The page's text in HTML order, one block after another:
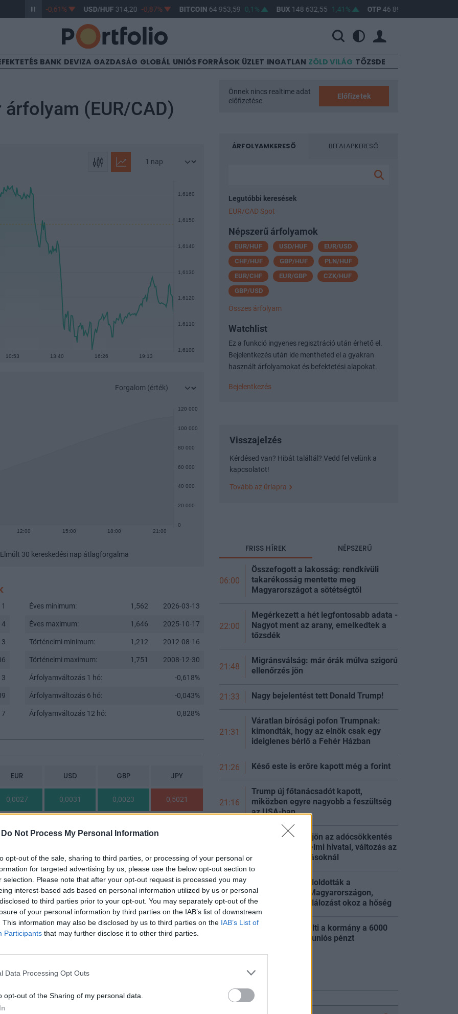
Do Not Process My Personal Information
opt-out of the sale, sharing to third parties, or processing of your personal or
for targeted advertising by us, please use the below opt-out section to
selection. Please note that after your opt-out request is processed you may
interest-based ads based on personal information utilized by us or personal
to third parties prior to your opt-out. You may separately opt-out of the
of your personal information by third parties on the IAB’s list of downstream
This information may also be disclosed by us to third parties on the IAB’s List of
Participants that may further disclose it to other third parties.
Data Processing Opt Outs
opt-out of the Sharing of my personal data.
-0,61% USD/HUF314,20 -0,87% BITCOIN64 953,59 0,1% BUX148 632,55 1,41% OTP46 890 2,16%
BANK DEVIZA GAZDASÁG GLOBÁL UNIÓS FORRÁSOK ÜZLET INGATLAN ZÖLD VILÁG TŐZSDE
(EUR/CAD)
10:53 13:40 16:26 19:13
1,6100
1,6110
1,6120
1,6130
1,6140
1,6150
1,6160
12:00 15:00 18:00 21:00
0
20 000
40 000
60 000
80 000
100 000
120 000
Elmúlt 30 kereskedési nap átlagforgalma
Éves minimum: 1,562 2026-03-13
Éves maximum: 1,646 2025-10-17
Történelmi minimum: 1,212 2012-08-16
Történelmi maximum: 1,751 2008-12-30
Árfolyamváltozás 1 hó: -0,618%
Árfolyamváltozás 6 hó: -0,043%
Árfolyamváltozás 12 hó: 0,828%
EUR USD GBP JPY
0,0027 0,0031 0,0023 0,5021
0,8651 0,7411 157,794
1,1673 1,3492
0,0054 0,0063 0,0046
Önnek nincs realtime adat
előfizetése
Előfizetek
ÁRFOLYAMKERESŐ BEFALAPKERESŐ
Legutóbbi keresések
EUR/CAD Spot
Népszerű árfolyamok
EUR/HUF USD/HUF
EUR/USD
CHF/HUF
GBP/HUF
PLN/HUF
EUR/CHF
EUR/GBP
CZK/HUF
GBP/USD
Összes árfolyam
Watchlist
Ez a funkció ingyenes regisztráció után érhető el.
Bejelentkezés után ide mentheted el a gyakran
használt árfolyamokat és befektetési alapokat.
Bejelentkezés
Visszajelzés
Kérdésed van? Hibát találtál? Vedd fel velünk a
kapcsolatot!
Tovább az űrlapra
FRISS HÍREK NÉPSZERŰ
06:00
Összefogott a lakosság: rendkívüli
takarékosság mentette meg
Magyarországot a sötétségtől
22:00
Megérkezett a hét legfontosabb adata -
Nagyot ment az arany, emelkedtek a
tőzsdék
21:48
Migránsválság: már órák múlva szigorú
ellenőrzés jön
21:33 Nagy bejelentést tett Donald Trump!
21:31
Váratlan bírósági pofon Trumpnak:
kimondták, hogy az elnök csak egy
ideiglenes bérlő a Fehér Házban
21:26 Késő este is erőre kapott még a forint
21:16
Trump új főtanácsadót kapott,
miközben egyre nagyobb a feszültség
az USA-ban
Tisza-kormány: jön az adócsökkentés
és a vagyonvédelmi hivatal, változás az
energiakorlátozásoknál
20:49
Energiakrízis: feloldották a
korlátozásokat Magyarországon,
súlyos többlethalálozást okoz a hőség
Kiderült, mire költi a kormány a 6000
milliárd forintos uniós pénzt
Összes friss hír
FÓRUM